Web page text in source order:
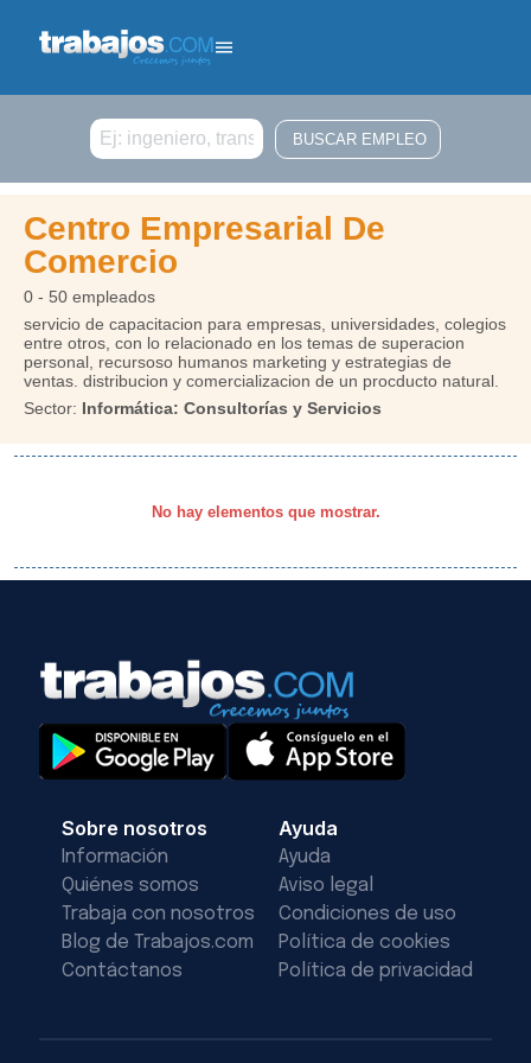
Buscar
Centro Empresarial De
Comercio
0 - 50 empleados
servicio de capacitacion para empresas, universidades, colegios
entre otros, con lo relacionado en los temas de superacion
personal, recursoso humanos marketing y estrategias de
ventas. distribucion y comercializacion de un procducto natural.
Sector: Informática: Consultorías y Servicios
No hay elementos que mostrar.
Sobre nosotros
Información
Quiénes somos
Trabaja con nosotros
Blog de Trabajos.com
Contáctanos
Ayuda
Ayuda
Aviso legal
Condiciones de uso
Política de cookies
Política de privacidad